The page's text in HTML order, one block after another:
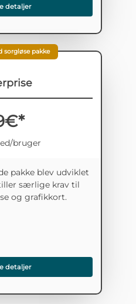
detaljer
sorgløse pakke
bruger
pakke blev udviklet
særlige krav til
og grafikkort.
detaljer